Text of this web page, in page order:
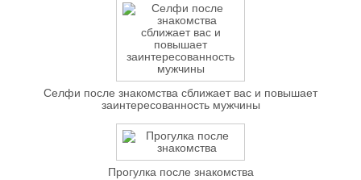
Селфи после знакомства сближает вас и повышает
заинтересованность мужчины
Прогулка после знакомства